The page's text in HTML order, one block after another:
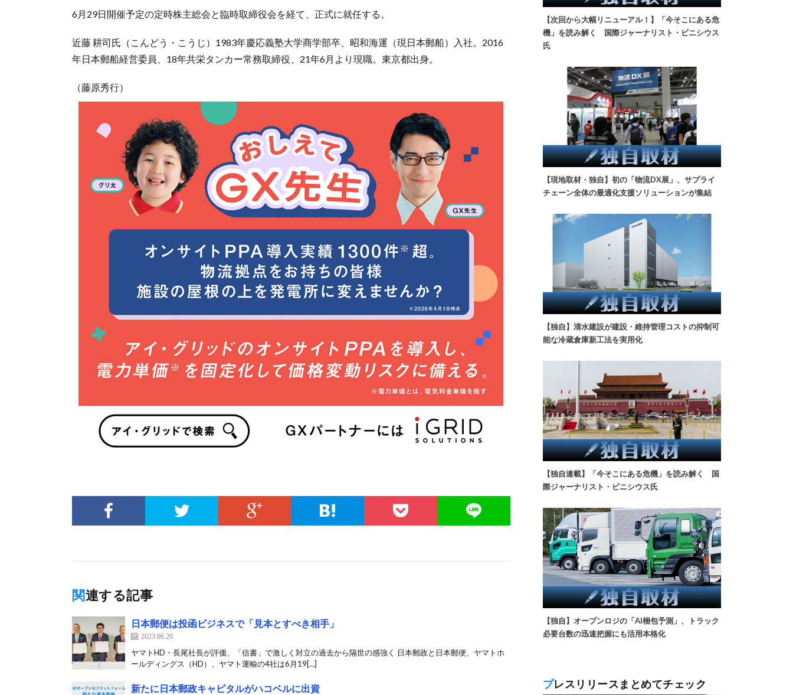
6月29日開催予定の定時株主総会と臨時取締役会を経て、正式に就任する。
近藤 耕司氏（こんどう・こうじ）1983年慶応義塾大学商学部卒、昭和海運（現日本郵船）入社。2016
年日本郵船経営委員、18年共栄タンカー常務取締役、21年6月より現職。東京都出身。
（藤原秀行）
関連する記事
日本郵便は投函ビジネスで「見本とすべき相手」
2023.06.20
ヤマトHD・長尾社長が評価、「信書」で激しく対立の過去から隔世の感強く 日本郵政と日本郵便、ヤマトホ
ールディングス（HD）、ヤマト運輸の4社は6月19[…]
新たに日本郵政キャピタルがハコベルに出資
【次回から大幅リニューアル！】「今そこにある危
機」を読み解く 国際ジャーナリスト・ビニシウス
氏
【現地取材・独自】初の「物流DX展」、サプライ
チェーン全体の最適化支援ソリューションが集結
【独自】清水建設が建設・維持管理コストの抑制可
能な冷蔵倉庫新工法を実用化
【独自連載】「今そこにある危機」を読み解く 国
際ジャーナリスト・ビニシウス氏
【独自】オープンロジの「AI梱包予測」、トラック
必要台数の迅速把握にも活用本格化
プレスリリースまとめてチェック